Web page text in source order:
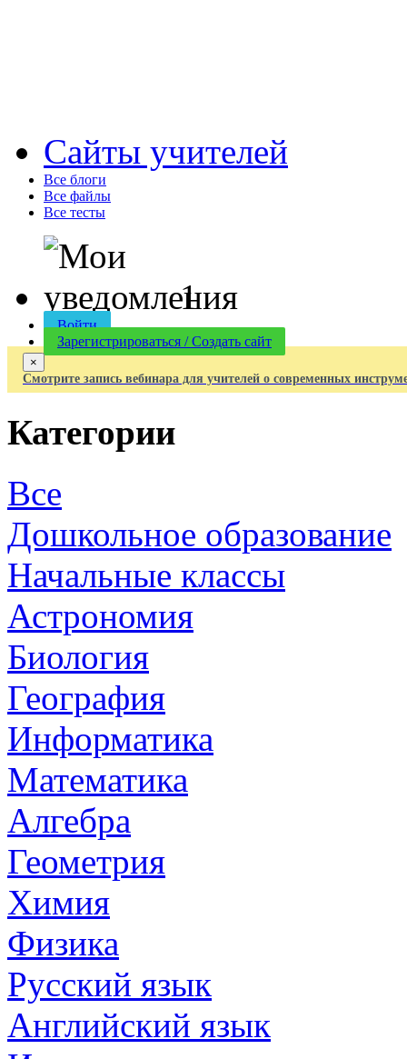
Cайты учителей
Все блоги
Все файлы
Все тесты
1
Войти
Зарегистрироваться / Создать сайт
×
Смотрите запись вебинара для учителей о современных
Категории
Все
Дошкольное образование
Начальные классы
Астрономия
Биология
География
Информатика
Математика
Алгебра
Геометрия
Химия
Физика
Русский язык
Английский язык